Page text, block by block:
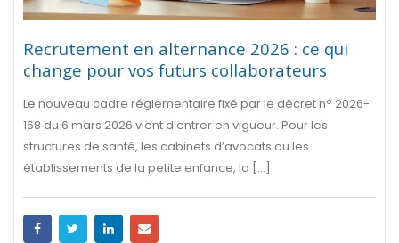
Recrutement en alternance 2026 : ce qui
change pour vos futurs collaborateurs
Le nouveau cadre réglementaire fixé par le décret n° 2026-
168 du 6 mars 2026 vient d’entrer en vigueur. Pour les
structures de santé, les cabinets d’avocats ou les
établissements de la petite enfance, la [...]